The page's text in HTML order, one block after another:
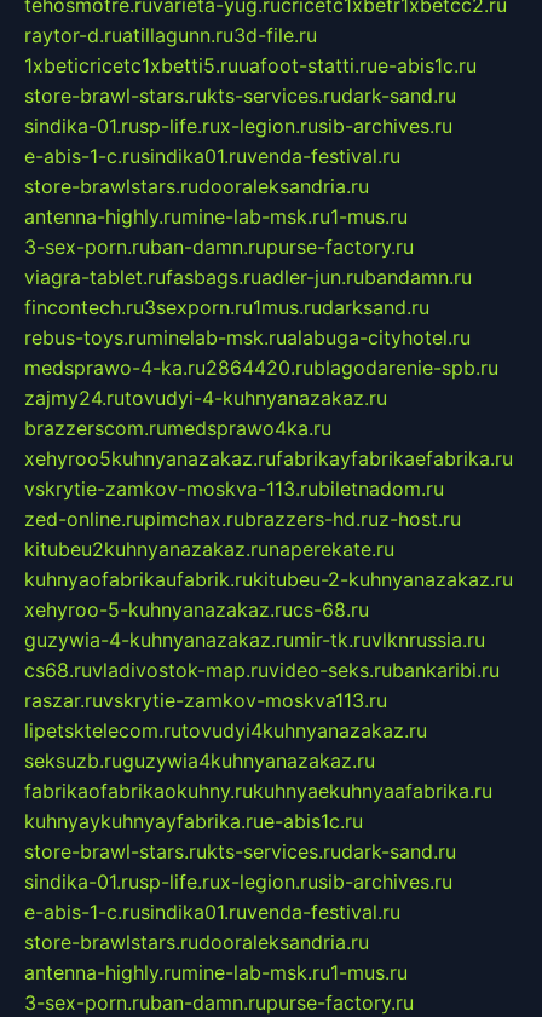
tehosmotre.ruvarieta-yug.rucricetc1xbetr1xbetcc2.ru
raytor-d.ruatillagunn.ru3d-file.ru
1xbeticricetc1xbetti5.ruuafoot-statti.rue-abis1c.ru
store-brawl-stars.rukts-services.rudark-sand.ru
sindika-01.rusp-life.rux-legion.rusib-archives.ru
e-abis-1-c.rusindika01.ruvenda-festival.ru
store-brawlstars.rudooraleksandria.ru
antenna-highly.rumine-lab-msk.ru1-mus.ru
3-sex-porn.ruban-damn.rupurse-factory.ru
viagra-tablet.rufasbags.ruadler-jun.rubandamn.ru
fincontech.ru3sexporn.ru1mus.rudarksand.ru
rebus-toys.ruminelab-msk.rualabuga-cityhotel.ru
medsprawo-4-ka.ru2864420.rublagodarenie-spb.ru
zajmy24.rutovudyi-4-kuhnyanazakaz.ru
brazzerscom.rumedsprawo4ka.ru
xehyroo5kuhnyanazakaz.rufabrikayfabrikaefabrika.ru
vskrytie-zamkov-moskva-113.rubiletnadom.ru
zed-online.rupimchax.rubrazzers-hd.ruz-host.ru
kitubeu2kuhnyanazakaz.runaperekate.ru
kuhnyaofabrikaufabrik.rukitubeu-2-kuhnyanazakaz.ru
xehyroo-5-kuhnyanazakaz.rucs-68.ru
guzywia-4-kuhnyanazakaz.rumir-tk.ruvlknrussia.ru
cs68.ruvladivostok-map.ruvideo-seks.rubankaribi.ru
raszar.ruvskrytie-zamkov-moskva113.ru
lipetsktelecom.rutovudyi4kuhnyanazakaz.ru
seksuzb.ruguzywia4kuhnyanazakaz.ru
fabrikaofabrikaokuhny.rukuhnyaekuhnyaafabrika.ru
kuhnyaykuhnyayfabrika.rue-abis1c.ru
store-brawl-stars.rukts-services.rudark-sand.ru
sindika-01.rusp-life.rux-legion.rusib-archives.ru
e-abis-1-c.rusindika01.ruvenda-festival.ru
store-brawlstars.rudooraleksandria.ru
antenna-highly.rumine-lab-msk.ru1-mus.ru
3-sex-porn.ruban-damn.rupurse-factory.ru